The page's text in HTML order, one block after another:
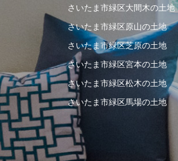
さいたま市緑区大間木の土地
さいたま市緑区原山の土地
さいたま市緑区芝原の土地
さいたま市緑区宮本の土地
さいたま市緑区松木の土地
さいたま市緑区馬場の土地